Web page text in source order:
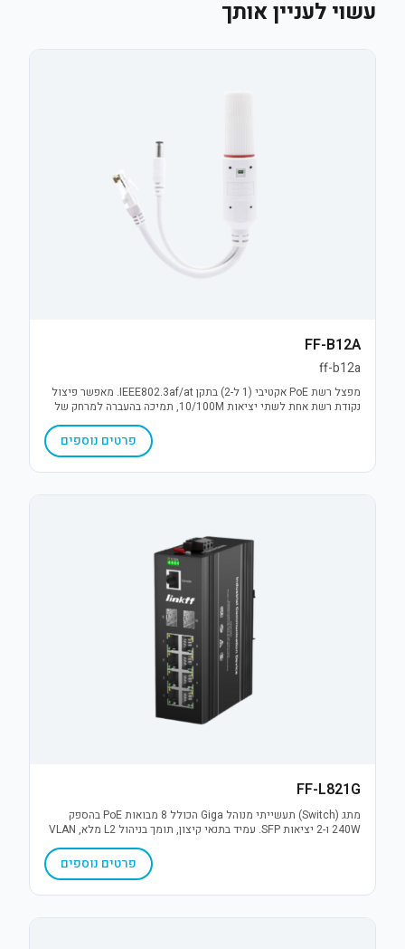
עשוי לעניין אותך
FF-B12A
ff-b12a
מפצל רשת PoE אקטיבי (1 ל-2) בתקן IEEE802.3af/at. מאפשר פיצול
נקודת רשת אחת לשתי יציאות 10/100M, תמיכה בהעברה למרחק של
פרטים נוספים
FF-L821G
מתג (Switch) תעשייתי מנוהל Giga הכולל 8 מבואות PoE בהספק
240W ו-2 יציאות SFP. עמיד בתנאי קיצון, תומך בניהול L2 מלא, VLAN
פרטים נוספים